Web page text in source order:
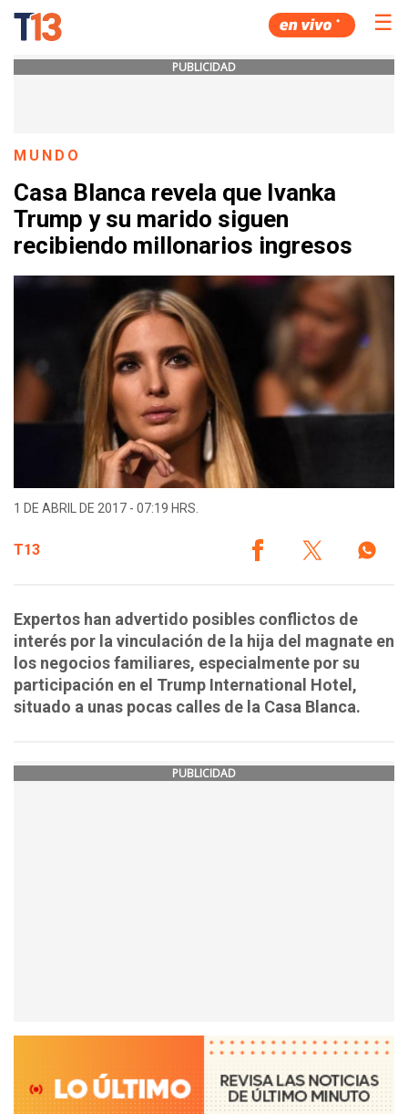
☰
PUBLICIDAD
MUNDO
Casa Blanca revela que Ivanka
Trump y su marido siguen
recibiendo millonarios ingresos
1 DE ABRIL DE 2017 - 07:19 HRS.
T13
Expertos han advertido posibles conflictos de
interés por la vinculación de la hija del magnate en
los negocios familiares, especialmente por su
participación en el Trump International Hotel,
situado a unas pocas calles de la Casa Blanca.
PUBLICIDAD